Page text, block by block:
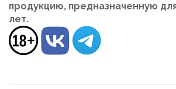
продукцию, предназначенную
лет.